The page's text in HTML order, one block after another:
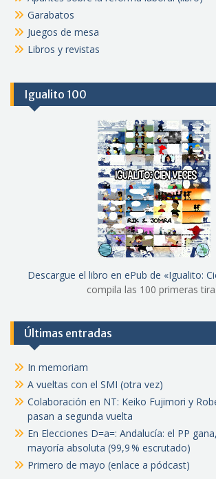
Garabatos
Juegos de mesa
Libros y revistas
Igualito 100
Descargue el libro en ePub de «Igualito:
compila las 100 primeras
Últimas entradas
In memoriam
A vueltas con el SMI (otra vez)
Colaboración en NT: Keiko Fujimori y
pasan a segunda vuelta
En Elecciones D=a=: Andalucía: el PP
mayoría absoluta (99,9 % escrutado)
Primero de mayo (enlace a pódcast)